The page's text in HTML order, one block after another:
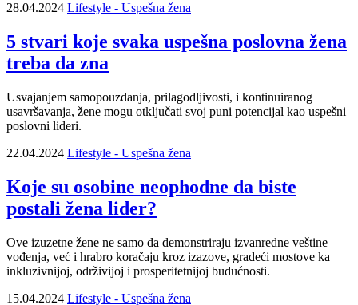
28.04.2024 Lifestyle - Uspešna žena
5 stvari koje svaka uspešna poslovna žena
treba da zna
Usvajanjem samopouzdanja, prilagodljivosti, i kontinuiranog
usavršavanja, žene mogu otključati svoj puni potencijal kao uspešni
poslovni lideri.
22.04.2024 Lifestyle - Uspešna žena
Koje su osobine neophodne da biste
postali žena lider?
Ove izuzetne žene ne samo da demonstriraju izvanredne veštine
vođenja, već i hrabro koračaju kroz izazove, gradeći mostove ka
inkluzivnijoj, održivijoj i prosperitetnijoj budućnosti.
15.04.2024 Lifestyle - Uspešna žena